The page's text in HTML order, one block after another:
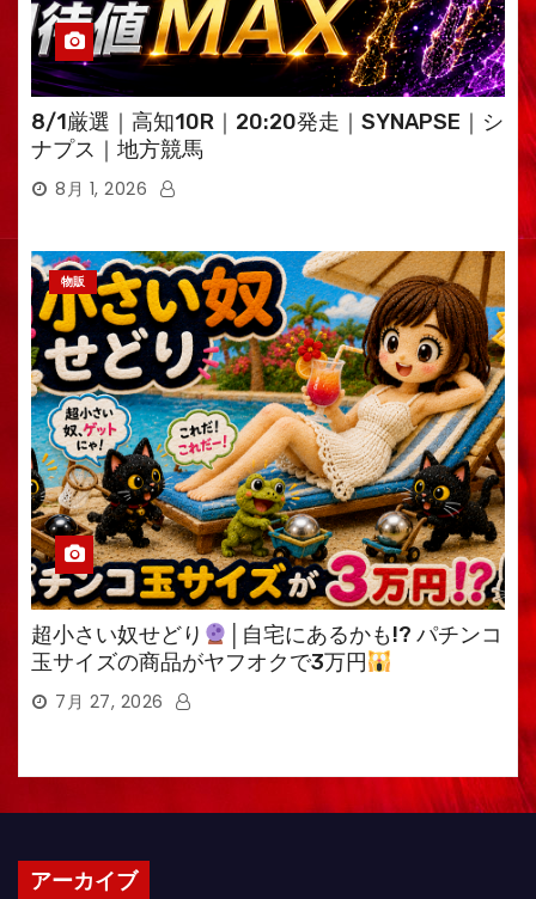
8/1厳選｜高知10R｜20:20発走｜SYNAPSE｜シ
ナプス｜地方競馬
8月 1, 2026
物販
超小さい奴せどり
│自宅にあるかも!? パチンコ
玉サイズの商品がヤフオクで3万円
7月 27, 2026
アーカイブ